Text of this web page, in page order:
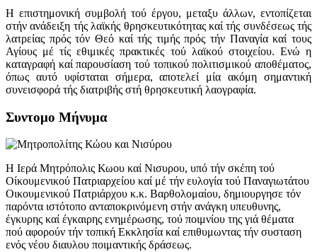
Η επιστημονική συμβολή τού έργου, μεταξυ άλλων, εντοπίζεται
στήν ανάδειξη τής λαϊκής θρησκευτικότητας καί τής συνδέσεως τής
λατρείας πρός τόν Θεό καί τής τιμής πρός τήν Παναγία καί τους
Αγίους μέ τίς εθιμικές πρακτικές τού λαϊκού στοιχείου. Ενώ η
καταγραφή καί παρουσίαση τού τοπικού πολιτισμικού αποθέματος,
όπως αυτό υφίσταται σήμερα, αποτελεί μία ακόμη σημαντική
συνεισφορά τής διατριβής στή θρησκευτική λαογραφία.
Συντομο Μήνυμα
Η Ιερά Μητρόπολις Κωου καί Νισυρου, υπό τήν σκέπη τού
Οίκουμενικού Πατριαρχείου καί μέ τήν ευλογία τού Παναγιωτάτου
Οικουμενικού Πατριάρχου κ.κ. Βαρθολομαίου, δημιουργησε τόν
παρόντα ιστότοπο ανταποκρινόμενη στήν ανάγκη υπευθυνης,
έγκυρης καί έγκαιρης ενημέρωσης, τού ποιμνίου της γιά θέματα
πού αφορούν τήν τοπική Εκκλησία καί επιθυμωντας τήν συσταση
ενός νέου διαυλου ποιμαντικής δράσεως.